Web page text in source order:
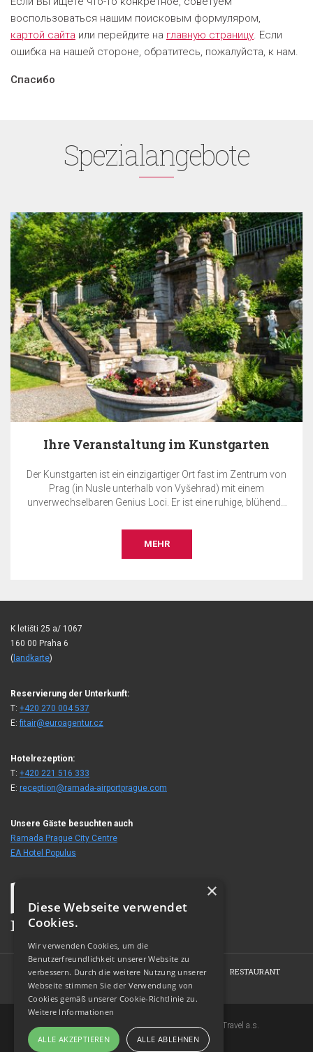
воспользоваться нашим поисковым формуляром,
кapтой сайта или перейдите на главную страницу. Если
ошибка на нашей стороне, oбратитесь, пожалуйста, к нам.
Спасибо
Spezialangebote
Kunstgarten
Ort fast im Zentrum von
Vyšehrad) mit einem
ist eine ruhige, blühende
EA Benefit
EA BENEFIT Prgramm ist die
Gesellschaft EuroAgentur Hotels &
unserer EA
K letišti 25 a/ 1067
160 00 Praha 6
( landkarte)
Reservierung der Unterkunft:
T: +420 270 004 537
E:fitair@euroagentur.cz
Hotelrezeption:
T: +420 221 516 333
E: reception@ramada-airportprague.com
Unsere Gäste besuchten auch
Ramada Prague City Centre
EA Hotel Populus
HOME HOTEL ZIMMER KONFERENZEN
RESTAURANT
FOTOGALERIE
KONTAKT
Copyright © 2007-2026 EuroAgentur Hotels&Travel a.s.
www.bezvapobyt.cz
×
Diese Webseite verwendet
Cookies.
Wir verwenden Cookies, um die
Benutzerfreundlichkeit unserer Website zu
verbessern. Durch die weitere Nutzung unserer
Webseite stimmen Sie der Verwendung von
Cookies gemäß unserer Cookie-Richtlinie zu.
Weitere Informationen
ALLE AKZEPTIEREN ALLE ABLEHNEN